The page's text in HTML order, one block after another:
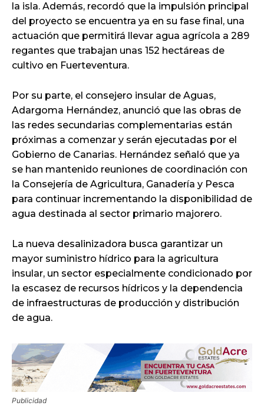
la isla. Además, recordó que la impulsión principal
del proyecto se encuentra ya en su fase final, una
actuación que permitirá llevar agua agrícola a 289
regantes que trabajan unas 152 hectáreas de
cultivo en Fuerteventura.
Por su parte, el consejero insular de Aguas,
Adargoma Hernández, anunció que las obras de
las redes secundarias complementarias están
próximas a comenzar y serán ejecutadas por el
Gobierno de Canarias. Hernández señaló que ya
se han mantenido reuniones de coordinación con
la Consejería de Agricultura, Ganadería y Pesca
para continuar incrementando la disponibilidad de
agua destinada al sector primario majorero.
La nueva desalinizadora busca garantizar un
mayor suministro hídrico para la agricultura
insular, un sector especialmente condicionado por
la escasez de recursos hídricos y la dependencia
de infraestructuras de producción y distribución
de agua.
Publicidad